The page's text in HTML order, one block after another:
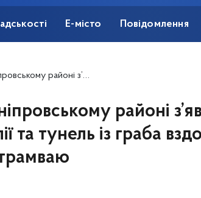
Е-місто Повідомлення
тунель із граба вздовж колій до кільцевого розвороту трамваю
районі
та тунель із граба